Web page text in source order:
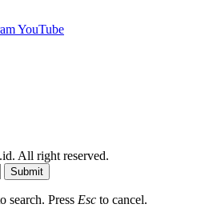
YouTube
All right reserved.
Submit
search. Press Esc to cancel.